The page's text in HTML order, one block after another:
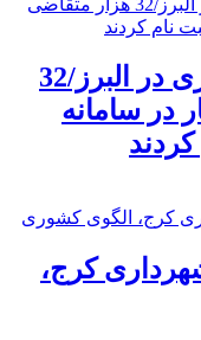
کاهش نرخ بیکاری در البرز/32
در سامانه
کردند
کرج،